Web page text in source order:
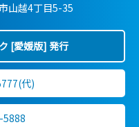
山越4丁目5-35
[愛媛版] 発行
代)
5888